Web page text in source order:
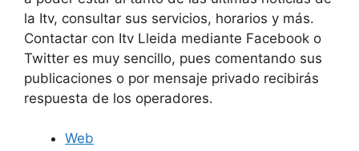
la Itv, consultar sus servicios, horarios y más.
Contactar con Itv Lleida mediante Facebook o
Twitter es muy sencillo, pues comentando sus
publicaciones o por mensaje privado recibirás
respuesta de los operadores.
Web